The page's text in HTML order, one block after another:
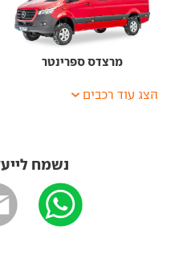
מרצדס ספרינטר
הצג עוד רכבים
נשמח